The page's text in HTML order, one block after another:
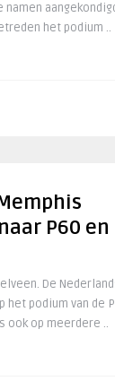
het podium ..
P60 en
De
het podium van de
ook op meerdere ..